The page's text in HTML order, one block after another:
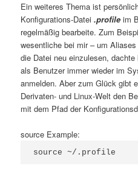
Ein weiteres Thema ist
Konfigurations-Datei.profile im
regelmäßig bearbeite. Zum
wesentliche bei mir – um
die Datei neu einzulesen,
als Benutzer immer wieder im
anmelden. Aber zum Glück gibt
Derivaten- und Linux-Welt den
mit dem Pfad der
source Example:
source ~/.profile